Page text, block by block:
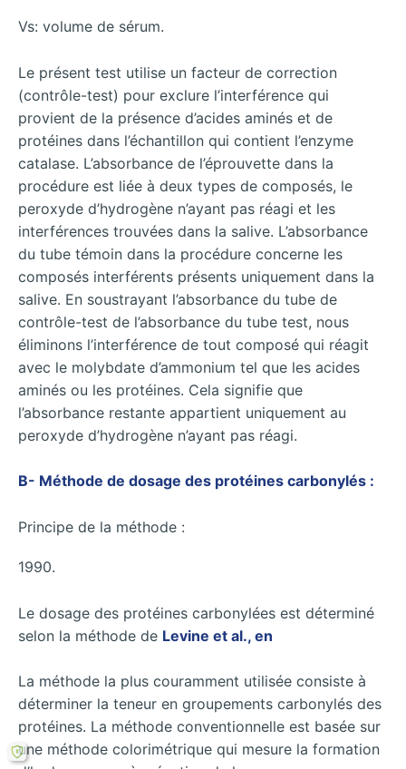
Vs: volume de sérum.
Le présent test utilise un facteur de correction
(contrôle-test) pour exclure l’interférence qui
provient de la présence d’acides aminés et de
protéines dans l’échantillon qui contient l’enzyme
catalase. L’absorbance de l’éprouvette dans la
procédure est liée à deux types de composés, le
peroxyde d’hydrogène n’ayant pas réagi et les
interférences trouvées dans la salive. L’absorbance
du tube témoin dans la procédure concerne les
composés interférents présents uniquement dans la
salive. En soustrayant l’absorbance du tube de
contrôle-test de l’absorbance du tube test, nous
éliminons l’interférence de tout composé qui réagit
avec le molybdate d’ammonium tel que les acides
aminés ou les protéines. Cela signifie que
l’absorbance restante appartient uniquement au
peroxyde d’hydrogène n’ayant pas réagi.
B- Méthode de dosage des protéines carbonylés :
Principe de la méthode :
1990.
Le dosage des protéines carbonylées est déterminé
selon la méthode de Levine et al., en
La méthode la plus couramment utilisée consiste à
déterminer la teneur en groupements carbonylés des
protéines. La méthode conventionnelle est basée sur
une méthode colorimétrique qui mesure la formation